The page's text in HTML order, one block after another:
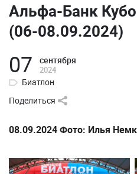
Альфа-Банк
(06-08.09.2024)
07 сентября
2024
Биатлон
Поделиться
08.09.2024 Фото: Илья